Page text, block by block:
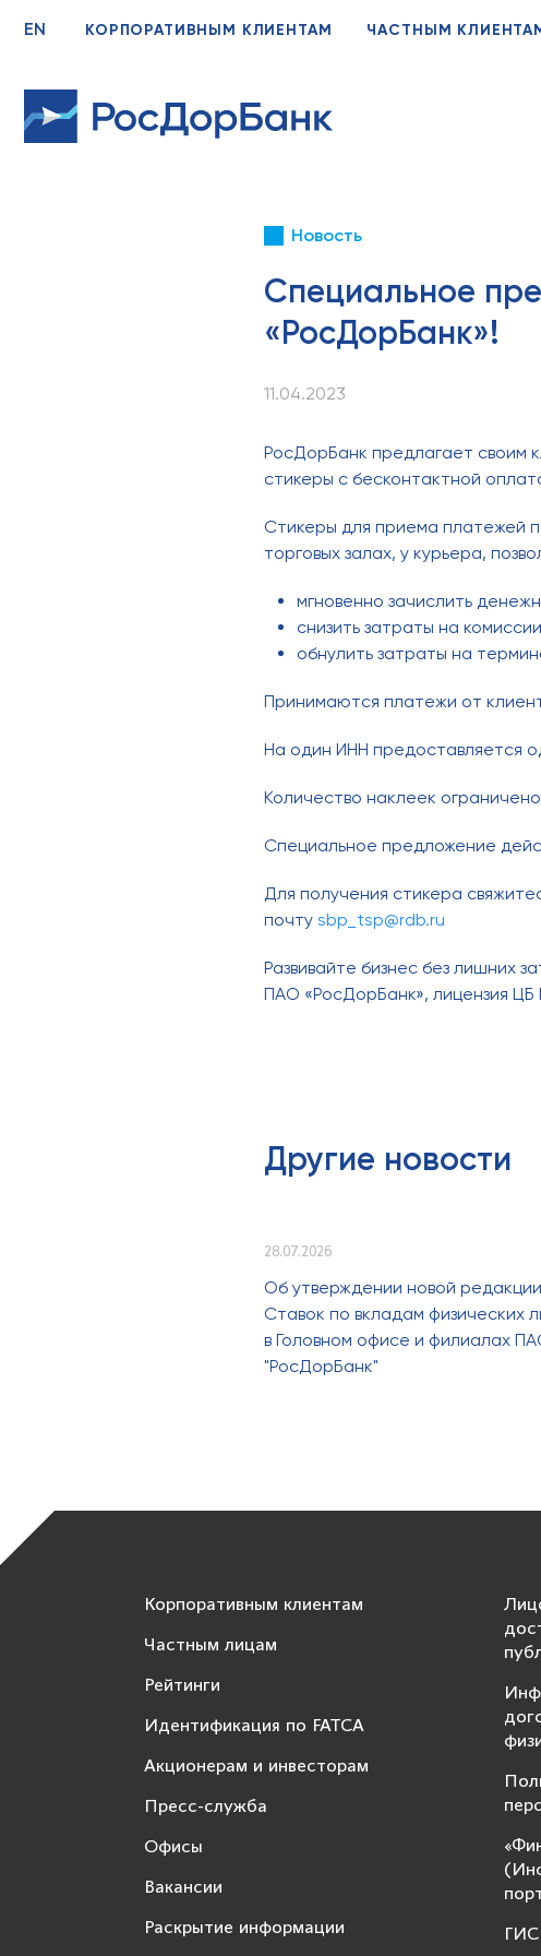
EN КОРПОРАТИВНЫМ КЛИЕНТАМ ЧАСТНЫМ
Новость
Специальное
«РосДорБанк»!
11.04.2023
РосДорБанк предлагает своим
стикеры с бесконтактной
Стикеры для приема платежей
торговых залах, у курьера,
мгновенно зачислить
снизить затраты на
обнулить затраты на
Принимаются платежи от
На один ИНН предоставляется
Количество наклеек
Специальное предложение
Для получения стикера
почту sbp_tsp@rdb.ru
Развивайте бизнес без лишних
ПАО «РосДорБанк», лицензия ЦБ
Другие новости
28.07.2026
Об утверждении новой редакции
Ставок по вкладам физических
в Головном офисе и филиалах
"РосДорБанк"
Корпоративным клиентам
Частным лицам
Рейтинги
Идентификация по FATCA
Акционерам и инвесторам
Пресс-служба
Офисы
Вакансии
Раскрытие информации